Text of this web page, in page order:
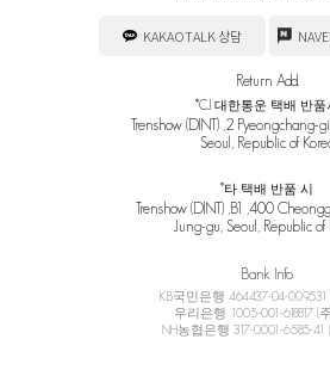
KAKAOTALK 상담
Return Add.
*CJ 대한통운 택배 반품
Trenshow (DINT) ,2 Pyeongchang-
Seoul, Republic of
*타 택배 반품 시
Trenshow (DINT) ,B1 ,400
Jung-gu, Seoul, Republic of
Bank Info
KB국민은행 464437-04-009531
우리은행 1005-001-618817 (
NH농협은행 317-0001-6585-41